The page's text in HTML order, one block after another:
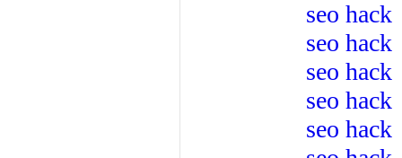
seo hack
seo hack
seo hack
seo hack
seo hack